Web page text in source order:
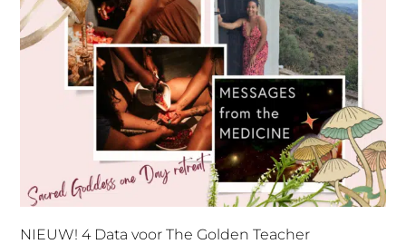
NIEUW! 4 Data voor The Golden Teacher